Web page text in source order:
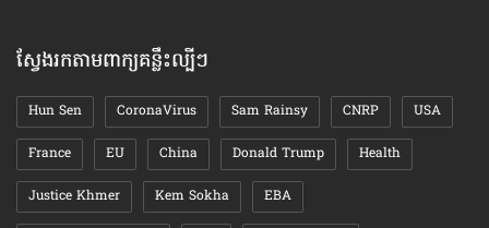
ស្វែងរកតាមពាក្យគន្លឹះល្បីៗ
Hun Sen CoronaVirus Sam Rainsy CNRP USA
France EU China Donald Trump Health
Justice Khmer Kem Sokha EBA